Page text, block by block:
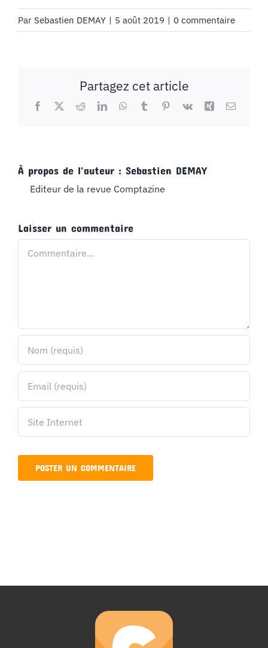
Par Sebastien DEMAY | 5 août 2019 | 0 commentaire
Partagez cet article
Facebook
X RedditLinkedInWhatsApp
TumblrPinterest
Vk Xing Email
À propos de l'auteur : Sebastien DEMAY
Editeur de la revue Comptazine
Laisser un commentaire
Commentaire